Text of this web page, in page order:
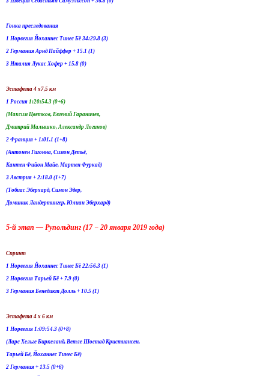
Гонка преследования
1 Норвегия Йоханнес Тинес Бё 34:29.8 (3)
2 Германия Арнд Пайффер + 15.1 (1)
3 Италия Лукас Хофер + 15.8 (0)
Эстафета 4 х7,5 км
1 Россия 1:20:54.3 (0+6)
(Максим Цветков, Евгений Гараничев,
Дмитрий Малышко, Александр Логинов)
2 Франция + 1:01.1 (1+8)
(Антонен Гигонна, Симон Детьё,
Кантен Фийон Майе, Мартен Фуркад)
3 Австрия + 2:18.0 (1+7)
(Тобиас Эберхард, Симон Эдер,
Доминик Ландертингер, Юлиан Эберхард)
5-й этап — Рупольдинг (17 − 20 января 2019 года)
Спринт
1 Норвегия Йоханнес Тинес Бё 22:56.3 (1)
2 Норвегия Тарьей Бё + 7.9 (0)
3 Германия Бенедикт Долль + 10.5 (1)
Эстафета 4 х 6 км
1 Норвегия 1:09:54.3 (0+8)
(Ларс Хельге Биркеланд, Ветле Шостад Кристиансен,
Тарьей Бё, Йоханнес Тинес Бё)
2 Германия + 13.5 (0+6)